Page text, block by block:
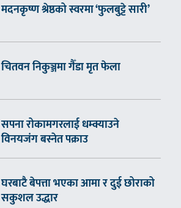
मदनकृष्ण श्रेष्ठको स्वरमा ‘फुलबुट्टे सारी’
चितवन निकुञ्जमा गैँडा मृत फेला
सपना रोकामगरलाई धम्क्याउने
विनयजंग बस्नेत पक्राउ
घरबाटै बेपत्ता भएका आमा र दुई छोराको
सकुशल उद्धार